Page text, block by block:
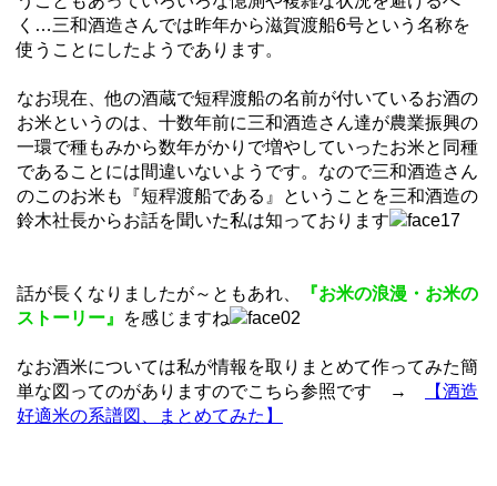
く…三和酒造さんでは昨年から滋賀渡船6号という名称を
使うことにしたようであります。
なお現在、他の酒蔵で短稈渡船の名前が付いているお酒の
お米というのは、十数年前に三和酒造さん達が農業振興の
一環で種もみから数年がかりで増やしていったお米と同種
であることには間違いないようです。なので三和酒造さん
のこのお米も『短稈渡船である』ということを三和酒造の
鈴木社長からお話を聞いた私は知っております
話が長くなりましたが～ともあれ、
『お米の浪漫・お米の
ストーリー』
を感じますね
なお酒米については私が情報を取りまとめて作ってみた簡
単な図ってのがありますのでこちら参照です →
【酒造
好適米の系譜図、まとめてみた】